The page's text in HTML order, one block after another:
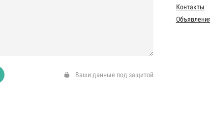
Ваши данные под защитой
Контакты